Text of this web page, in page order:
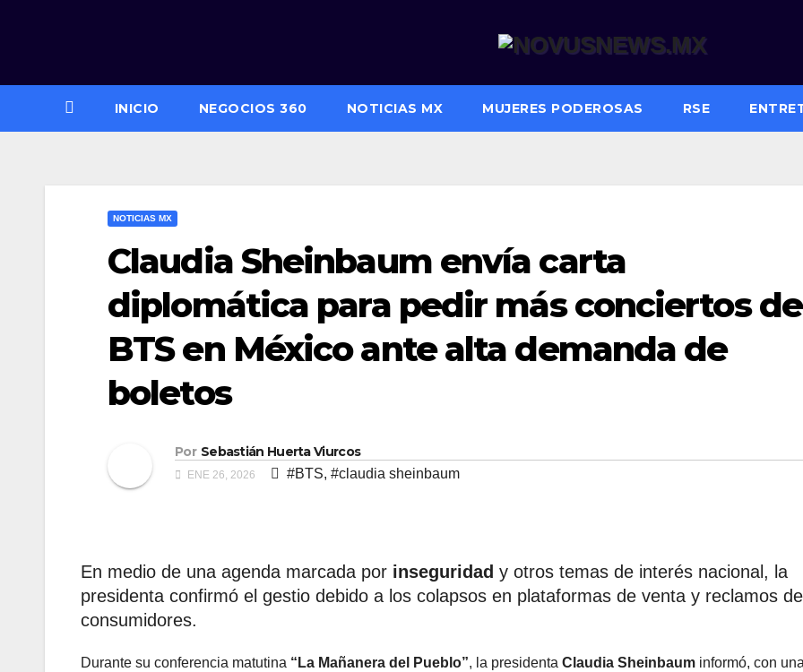
INICIO NEGOCIOS 360 NOTICIAS MX MUJERES PODEROSAS RSE
NOTICIAS MX
Claudia Sheinbaum envía carta
diplomática para pedir más conciertos de
BTS en México ante alta demanda de
boletos
Por Sebastián Huerta Viurcos
ENE 26, 2026 #BTS, #claudia sheinbaum
En medio de una agenda marcada por inseguridad y otros temas de interés nacional, la
presidenta confirmó el gestio debido a los colapsos en plataformas de venta y reclamos de
consumidores.
Durante su conferencia matutina “La Mañanera del Pueblo”, la presidenta Claudia Sheinbaum informó, con una